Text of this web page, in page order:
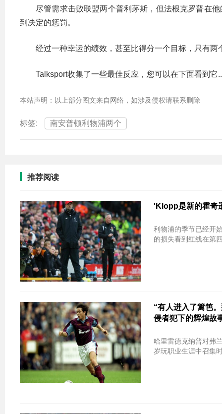
尽管需求击败联盟两个普利茅斯，但法根克罗普在
到决定的惩罚。
经过一种幸运的绩效，甚至比得分一个目标，只有
Talksport收集了一些最佳反应，您可以在下面看到它
本站声明：以上部分图文来自网络，如涉及侵权请联系删除
标签: 南安普顿利物浦两个
推荐阅读
'Klopp是新的霍奇
利物浦的季节已经开
的损失看到红线在第
“有人进入了篱笆
侵者犯下的辉煌故
哈里雷德克纳普对弗
岁玩职业生涯中召集